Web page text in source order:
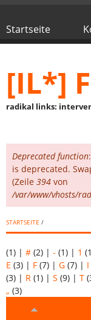
Startseite
[IL*]
radikal links:
Deprecated function
is deprecated.
(Zeile 394 von
/var/www/vhosts/
STARTSEITE /
(1) | # (2) | - (1) | 1
E (3) | F (7) | G (7) | I
(3) | R (1) | S (9) | T
„ (3)